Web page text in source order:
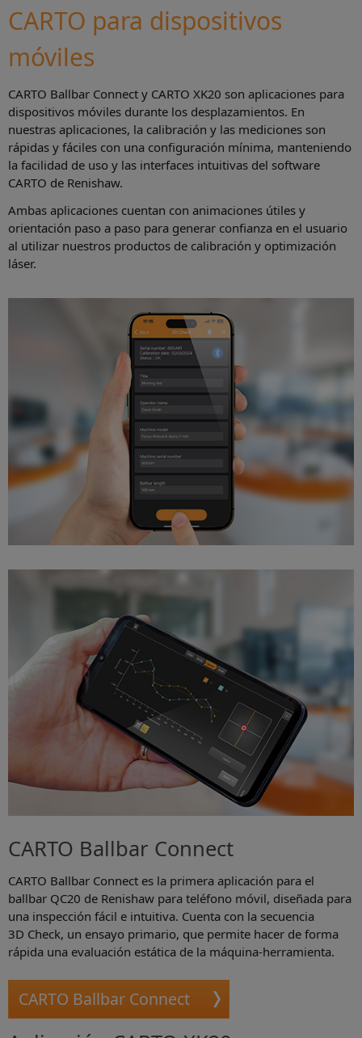
CARTO para dispositivos
móviles
CARTO Ballbar Connect y CARTO XK20 son aplicaciones para
dispositivos móviles durante los desplazamientos. En
nuestras aplicaciones, la calibración y las mediciones son
rápidas y fáciles con una configuración mínima, manteniendo
la facilidad de uso y las interfaces intuitivas del software
CARTO de Renishaw.
Ambas aplicaciones cuentan con animaciones útiles y
orientación paso a paso para generar confianza en el usuario
al utilizar nuestros productos de calibración y optimización
láser.
CARTO Ballbar Connect
CARTO Ballbar Connect es la primera aplicación para el
ballbar QC20 de Renishaw para teléfono móvil, diseñada para
una inspección fácil e intuitiva. Cuenta con la secuencia
3D Check, un ensayo primario, que permite hacer de forma
rápida una evaluación estática de la máquina-herramienta.
CARTO Ballbar Connect